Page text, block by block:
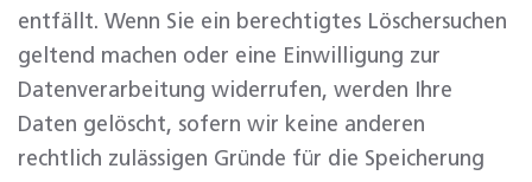
entfällt. Wenn Sie ein berechtigtes Löschersuchen
geltend machen oder eine Einwilligung zur
Datenverarbeitung widerrufen, werden Ihre
Daten gelöscht, sofern wir keine anderen
rechtlich zulässigen Gründe für die Speicherung